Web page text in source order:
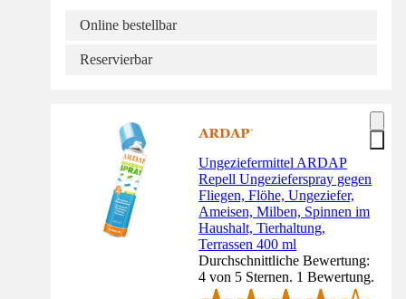
Online bestellbar
Reservierbar
Ungeziefermittel ARDAP
Repell Ungezieferspray gegen
Fliegen, Flöhe, Ungeziefer,
Ameisen, Milben, Spinnen im
Haushalt, Tierhaltung,
Terrassen 400 ml
Durchschnittliche Bewertung:
4 von 5 Sternen. 1 Bewertung.